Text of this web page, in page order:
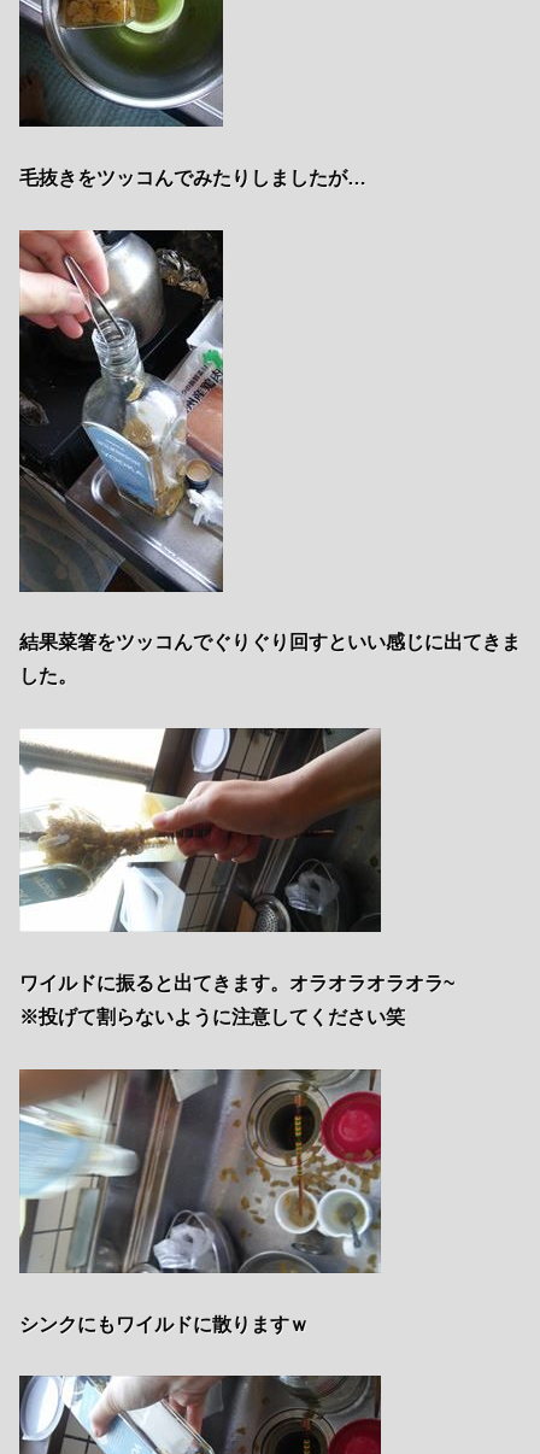
毛抜きをツッコんでみたりしましたが…
結果菜箸をツッコんでぐりぐり回すといい感じに出てきま
した。
ワイルドに振ると出てきます。オラオラオラオラ~
※投げて割らないように注意してください笑
シンクにもワイルドに散りますｗ